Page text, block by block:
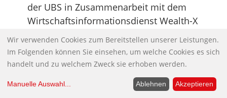
der UBS in Zusammenarbeit mit dem
Wirtschaftsinformationsdienst Wealth-X
hervor. Das ist ein Vermögens-Plus von
zwölf Prozent. Die Summe entspricht dem
doppelten Bruttoinlandsprodukt
Deutschlands. Sie übersteigt den Wert der
Firmen im Dow Jones Index.
Wir verwenden Cookies zum Bereitstellen unserer Leistungen.
Im Folgenden können Sie einsehen, um welche Cookies es sich
handelt und zu welchem Zweck sie erhoben werden.
Manuelle Auswahl... Ablehnen Akzeptieren